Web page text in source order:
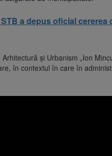
a depus oficial
și Urbanism „Ion
în contextul în care în